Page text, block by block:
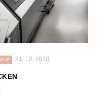
21. 12. 2018